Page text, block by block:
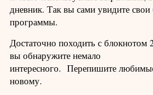
дневник. Так вы сами увидите
программы.
Достаточно походить с блокнотом
вы обнаружите немало
интересного. Перепишите
новому.